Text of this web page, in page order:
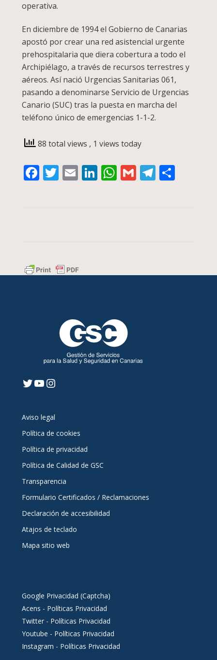
operativa.
En diciembre de 1994 el Gobierno de Canarias
apostó por crear una red asistencial urgente
prehospitalaria que diera cobertura a todo el
Archipiélago, a través de recursos terrestres y
aéreos. Así nació Urgencias Sanitarias 061,
pasando a denominarse Servicio de Urgencias
Canario (SUC) tras la puesta en marcha del
teléfono único de emergencias 1-1-2.
88 total views , 1 views today
Facebook
Twitter
EmailLinkedIn
WhatsApp
Gmail
Twitter
YouTube
Instagram
Aviso legal
Política de cookies
Política de privacidad
Política de Calidad de GSC
Transparencia
Formulario Certificados / Reclamaciones
Declaración de accesibilidad
Atajos de teclado
Mapa sitio web
Google Privacidad (Captcha)
Acens - Políticas Privacidad
Twitter - Políticas Privacidad
Youtube - Políticas Privacidad
Instagram - Políticas Privacidad